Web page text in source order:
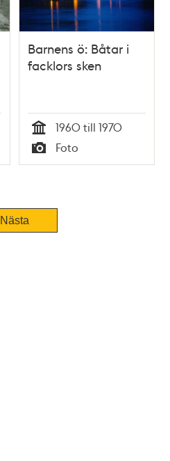
Barnens ö: Båtar i
facklors sken
Tid
1960 till 1970
Typ
Foto
Nästa